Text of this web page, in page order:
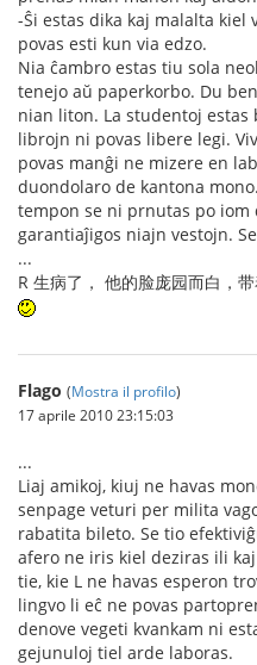
-Ŝi estas dika kaj malalta kiel
povas esti kun via edzo.
Nia ĉambro estas tiu sola
tenejo aŭ paperkorbo. Du
nian liton. La studentoj
librojn ni povas libere legi.
povas manĝi ne mizere en
duondolaro de kantona
tempon se ni prnutas po iom
garantiaĵigos niajn vestojn.
...
R 生病了， 他的脸庞园而白，
Flago (Mostra il profilo)
17 aprile 2010 23:15:03
...
Liaj amikoj, kiuj ne havas
senpage veturi per milita
rabatita bileto. Se tio
afero ne iris kiel deziras ili
tie, kie L ne havas esperon
lingvo li eĉ ne povas
denove vegeti kvankam ni
gejunuloj tiel arde laboras.